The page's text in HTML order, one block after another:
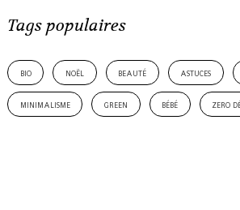
Tags populaires
bio noël beauté astuces
minimalisme green bébé zero